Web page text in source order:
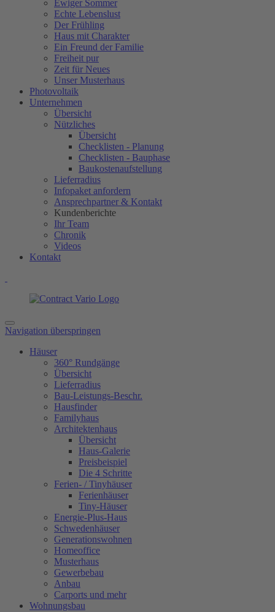
Ewiger Sommer
Echte Lebenslust
Der Frühling
Haus mit Charakter
Ein Freund der Familie
Freiheit pur
Zeit für Neues
Unser Musterhaus
Photovoltaik
Unternehmen
Übersicht
Nützliches
Übersicht
Checklisten - Planung
Checklisten - Bauphase
Baukostenaufstellung
Lieferradius
Infopaket anfordern
Ansprechpartner & Kontakt
Kundenberichte
Ihr Team
Chronik
Videos
Kontakt
Navigation überspringen
Häuser
360° Rundgänge
Übersicht
Lieferradius
Bau-Leistungs-Beschr.
Hausfinder
Familyhaus
Architektenhaus
Übersicht
Haus-Galerie
Preisbeispiel
Die 4 Schritte
Ferien- / Tinyhäuser
Ferienhäuser
Tiny-Häuser
Energie-Plus-Haus
Schwedenhäuser
Generationswohnen
Homeoffice
Musterhaus
Gewerbebau
Anbau
Carports und mehr
Wohnungsbau